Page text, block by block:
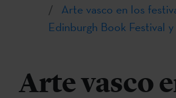
Arte vasco en los
Edinburgh Book Festival
Arte vasco